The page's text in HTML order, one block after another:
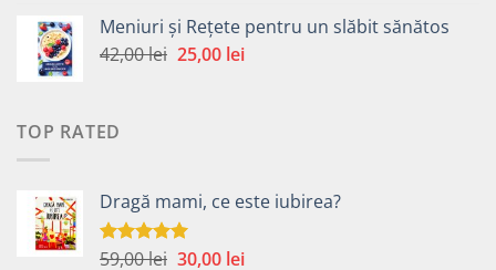
a
fost:
este:
30,00 lei.
Meniuri și Rețete pentru un slăbit sănătos
42,00lei Prețul
25,00 leiPrețul
TOP RATED
Dragă mami, ce este iubirea?
Evaluat la
59,00lei Prețul
30,00 leiPrețul